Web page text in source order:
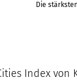
Die
Index